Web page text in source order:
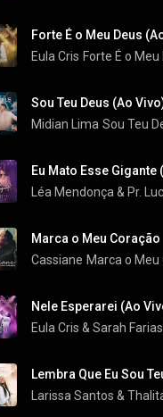
Forte É o Meu Deus
Eula Cris Forte É o
Sou Teu Deus (Ao
Midian Lima Sou Teu
Eu Mato Esse Gigante
Léa Mendonça & Pr.
Marca o Meu Coração
Cassiane Marca o Meu
Nele Esperarei (Ao
Eula Cris & Sarah Farias
Lembra Que Eu Sou
Larissa Santos &